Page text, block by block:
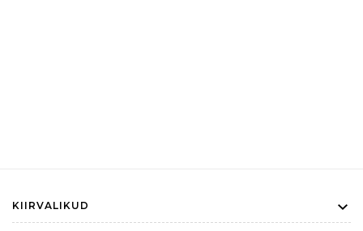
KIIRVALIKUD